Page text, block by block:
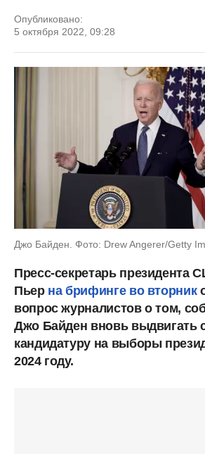
Опубликовано:
5 октября 2022, 09:28
Джо Байден. Фото: Drew Angerer/Getty
Пресс-секретарь президента
Пьер на брифинге во вторник
вопрос журналистов о том,
Джо Байден вновь выдвигать
кандидатуру на выборы
2024 году.